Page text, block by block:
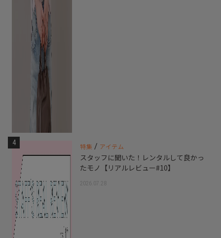
4 特集 / アイテム
スタッフに聞いた！レンタルして良かっ
たモノ【リアルレビュー#10】
2026.07.28